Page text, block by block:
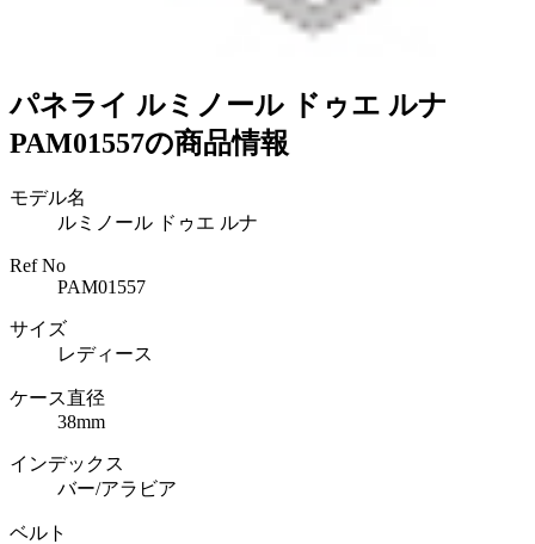
パネライ ルミノール ドゥエ ルナ
PAM01557の商品情報
モデル名
ルミノール ドゥエ ルナ
Ref No
PAM01557
サイズ
レディース
ケース直径
38mm
インデックス
バー/アラビア
ベルト